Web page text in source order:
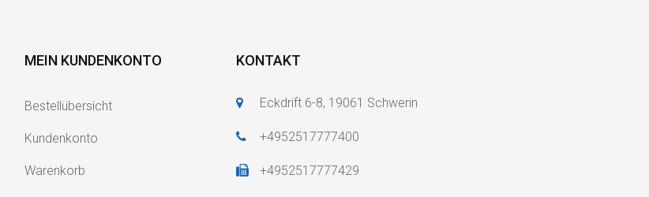
MEIN KUNDENKONTO
Bestellübersicht
Kundenkonto
Warenkorb
KONTAKT
Eckdrift 6-8, 19061 Schwerin
+4952517777400
+4952517777429